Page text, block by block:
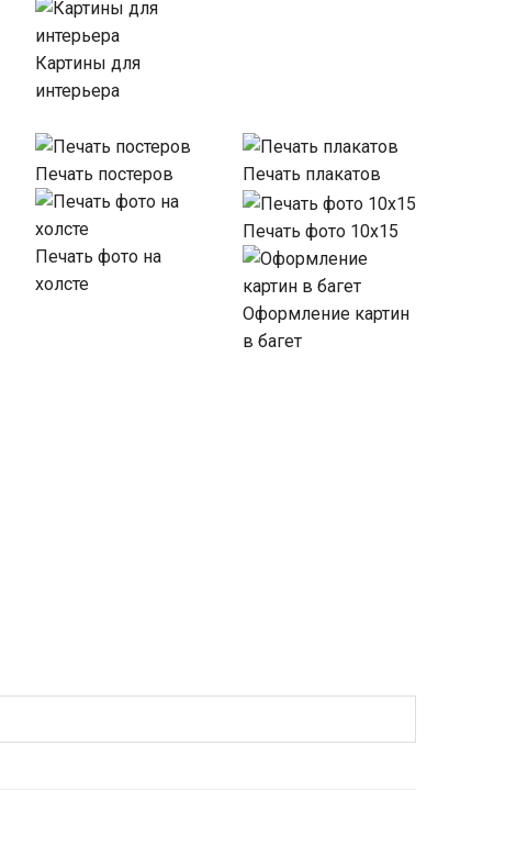
Картины для
интерьера
Печать постеров Печать плакатов
Печать фото на
холсте
Печать фото 10х15
Оформление картин
в багет